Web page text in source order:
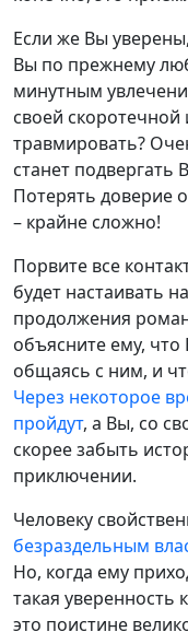
Если же Вы
Вы по прежнему
минутным
своей
травмировать?
станет
Потерять доверие
– крайне сложно!
Порвите все
будет настаивать
продолжения
объясните ему, что
общаясь с ним, и
Через некоторое
пройдут, а Вы, со
скорее забыть
приключении.
Человеку
безраздельным
Но, когда ему
такая уверенность
это поистине